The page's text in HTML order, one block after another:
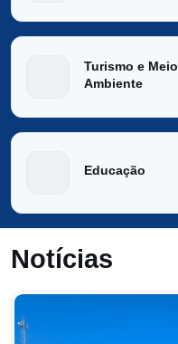
Turismo e Meio
Ambiente
Educação
Notícias